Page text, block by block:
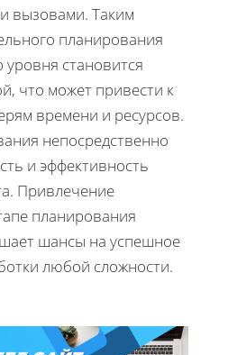
вызовами. Таким
планирования
становится
что может привести к
времени и ресурсов.
непосредственно
и эффективность
Привлечение
планирования
шансы на успешное
любой сложности.